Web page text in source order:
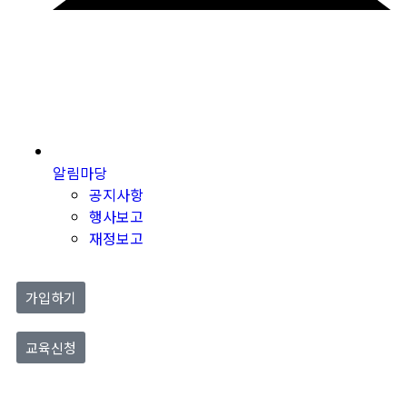
알림마당
공지사항
행사보고
재정보고
가입하기
교육신청